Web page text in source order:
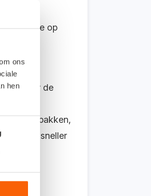
ons
hen
die op
je
voor de
de
artikel pakken,
stuk sneller